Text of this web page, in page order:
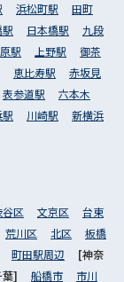
浜松町駅
田町
日本橋駅
九段
駅 上野駅
御茶
恵比寿駅
赤坂見
表参道駅
六本木
川崎駅
新横浜
区 文京区
台東
荒川区 北区
板橋
町田駅周辺
[神奈
葉] 船橋市 市川